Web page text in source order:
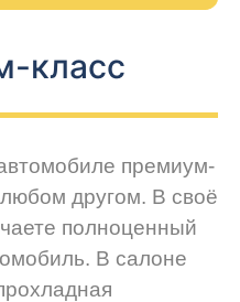
класс
премиум-
другом. В своё
полноценный
В салоне